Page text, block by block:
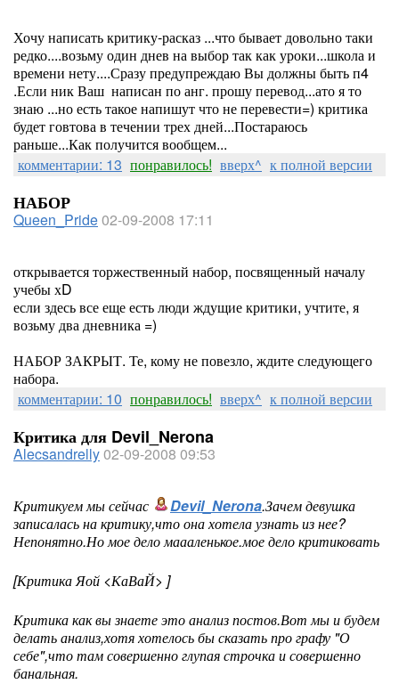
Хочу написать критику-расказ ...что бывает довольно таки
редко....возьму один днев на выбор так как уроки...школа и
времени нету....Сразу предупреждаю Вы должны быть п4
.Если ник Ваш написан по анг. прошу перевод...ато я то
знаю ...но есть такое напишут что не перевести=) критика
будет говтова в течении трех дней...Постараюсь
раньше...Как получится вообщем...
комментарии: 13 понравилось! вверх^ к полной версии
НАБОР
Queen_Pride02-09-2008 17:11
открывается торжественный набор, посвященный началу
учебы хD
если здесь все еще есть люди ждущие критики, учтите, я
возьму два дневника =)
НАБОР ЗАКРЫТ. Те, кому не повезло, ждите следующего
набора.
комментарии: 10 понравилось! вверх^ к полной версии
Критика для Devil_Nerona
Alecsandrelly02-09-2008 09:53
Критикуем мы сейчас Devil_Nerona.Зачем девушка
записалась на критику,что она хотела узнать из нее?
Непонятно.Но мое дело маааленькое.мое дело критиковать
[Критика Яой <КаВаЙ> ]
Критика как вы знаете это анализ постов.Вот мы и будем
делать анализ,хотя хотелось бы сказать про графу "О
себе",что там совершенно глупая строчка и совершенно
банальная.